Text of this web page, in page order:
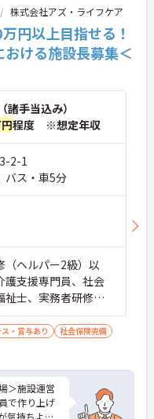
管理責任者
テップアッ
の企業であ
ながらマ
ただけま
度という就
制度がしっ
切り替えを
くご活躍い
め、業務に
わせたサ
きやすく、
境が整って
株式会社アズ・ライフケア
円以上目指せる！
ける施設長募集＜
諸手当込み）
程度 ※想定年収
2-1
バス・車5分
ヘルパー2級）以
支援専門員、社会
祉士、実務者研修歓
員、サービス提供責
類する職種での業務
通自動車免許（AT
・賞与あり
社会保険完備
＞施設運営
で作り上げ